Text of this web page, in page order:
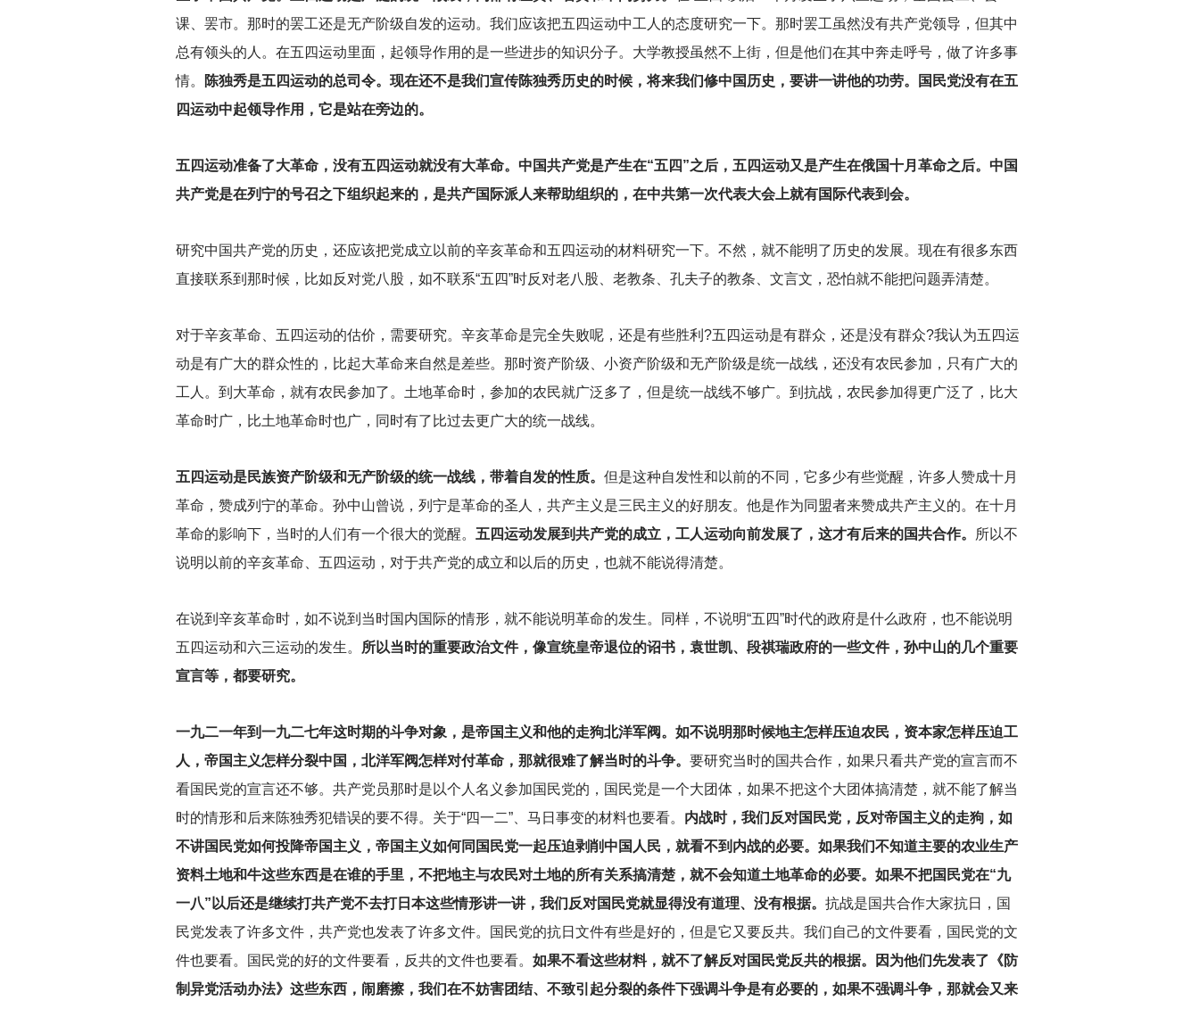
课、罢市。那时的罢工还是无产阶级自发的运动。我们应该把五四运动中工人的态度研究一下。那时罢工虽然没有共产党领导，但其中
总有领头的人。在五四运动里面，起领导作用的是一些进步的知识分子。大学教授虽然不上街，但是他们在其中奔走呼号，做了许多事
情。
陈独秀是五四运动的总司令。现在还不是我们宣传陈独秀历史的时候，将来我们修中国历史，要讲一讲他的功劳。国民党没有在五
四运动中起领导作用，它是站在旁边的。
五四运动准备了大革命，没有五四运动就没有大革命。中国共产党是产生在“五四”之后，五四运动又是产生在俄国十月革命之后。中国
共产党是在列宁的号召之下组织起来的，是共产国际派人来帮助组织的，在中共第一次代表大会上就有国际代表到会。
研究中国共产党的历史，还应该把党成立以前的辛亥革命和五四运动的材料研究一下。不然，就不能明了历史的发展。现在有很多东西
直接联系到那时候，比如反对党八股，如不联系“五四”时反对老八股、老教条、孔夫子的教条、文言文，恐怕就不能把问题弄清楚。
对于辛亥革命、五四运动的估价，需要研究。辛亥革命是完全失败呢，还是有些胜利?五四运动是有群众，还是没有群众?我认为五四运
动是有广大的群众性的，比起大革命来自然是差些。那时资产阶级、小资产阶级和无产阶级是统一战线，还没有农民参加，只有广大的
工人。到大革命，就有农民参加了。土地革命时，参加的农民就广泛多了，但是统一战线不够广。到抗战，农民参加得更广泛了，比大
革命时广，比土地革命时也广，同时有了比过去更广大的统一战线。
五四运动是民族资产阶级和无产阶级的统一战线，带着自发的性质。 但是这种自发性和以前的不同，它多少有些觉醒，许多人赞成十月
革命，赞成列宁的革命。孙中山曾说，列宁是革命的圣人，共产主义是三民主义的好朋友。他是作为同盟者来赞成共产主义的。在十月
革命的影响下，当时的人们有一个很大的觉醒。 五四运动发展到共产党的成立，工人运动向前发展了，这才有后来的国共合作。
所以不
说明以前的辛亥革命、五四运动，对于共产党的成立和以后的历史，也就不能说得清楚。
在说到辛亥革命时，如不说到当时国内国际的情形，就不能说明革命的发生。同样，不说明“五四”时代的政府是什么政府，也不能说明
五四运动和六三运动的发生。
所以当时的重要政治文件，像宣统皇帝退位的诏书，袁世凯、段祺瑞政府的一些文件，孙中山的几个重要
宣言等，都要研究。
一九二一年到一九二七年这时期的斗争对象，是帝国主义和他的走狗北洋军阀。如不说明那时候地主怎样压迫农民，资本家怎样压迫工
人，帝国主义怎样分裂中国，北洋军阀怎样对付革命，那就很难了解当时的斗争。 要研究当时的国共合作，如果只看共产党的宣言而不
看国民党的宣言还不够。共产党员那时是以个人名义参加国民党的，国民党是一个大团体，如果不把这个大团体搞清楚，就不能了解当
时的情形和后来陈独秀犯错误的要不得。关于“四一二”、马日事变的材料也要看。 内战时，我们反对国民党，反对帝国主义的走狗，如
不讲国民党如何投降帝国主义，帝国主义如何同国民党一起压迫剥削中国人民，就看不到内战的必要。如果我们不知道主要的农业生产
资料土地和牛这些东西是在谁的手里，不把地主与农民对土地的所有关系搞清楚，就不会知道土地革命的必要。如果不把国民党在“九
一八”以后还是继续打共产党不去打日本这些情形讲一讲，我们反对国民党就显得没有道理、没有根据。 抗战是国共合作大家抗日，国
民党发表了许多文件，共产党也发表了许多文件。国民党的抗日文件有些是好的，但是它又要反共。我们自己的文件要看，国民党的文
件也要看。国民党的好的文件要看，反共的文件也要看。 如果不看这些材料，就不了解反对国民党反共的根据。因为他们先发表了《防
制异党活动办法》这些东西，闹磨擦，我们在不妨害团结、不致引起分裂的条件下强调斗争是有必要的，如果不强调斗争，那就会又来